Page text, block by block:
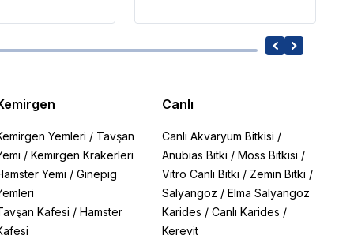
Yemleri / Tavşan
/ Kemirgen Krakerleri
Yemi / Ginepig
Kafesi / Hamster
Canlı
Canlı Akvaryum Bitkisi /
Anubias Bitki /Moss Bitkisi /
Vitro Canlı Bitki / Zemin Bitki /
Salyangoz /Elma Salyangoz
Karides /Canlı Karides /
Kerevit